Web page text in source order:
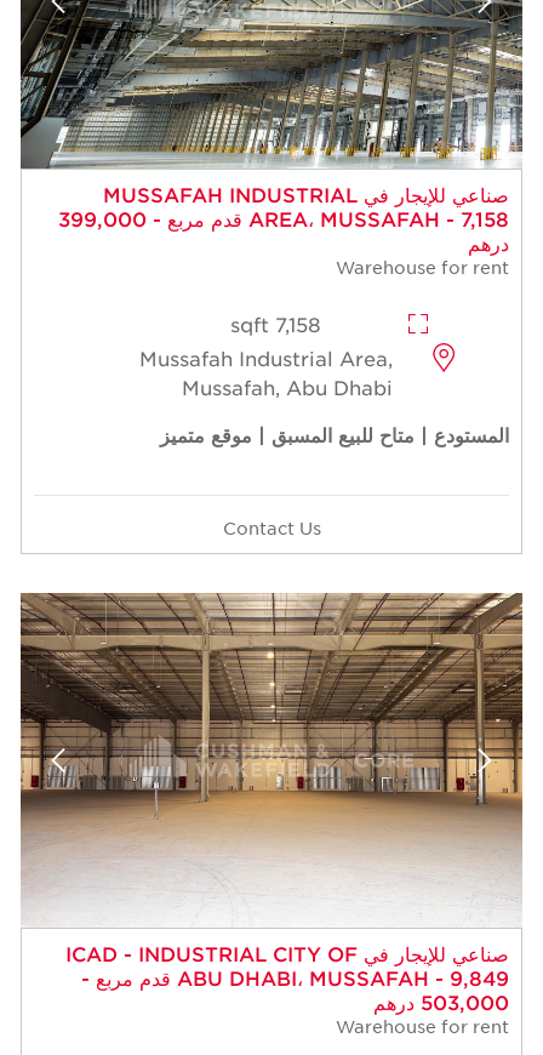
صناعي للإيجار في MUSSAFAH INDUSTRIAL
AREA، MUSSAFAH - 7,158 قدم مربع - 399,000
درهم
Warehouse for rent
7,158 sqft
Mussafah Industrial Area,
Mussafah, Abu Dhabi
المستودع | متاح للبيع المسبق | موقع متميز
Contact Us
صناعي للإيجار في ICAD - INDUSTRIAL CITY OF
ABU DHABI، MUSSAFAH - 9,849 قدم مربع -
503,000 درهم
Warehouse for rent